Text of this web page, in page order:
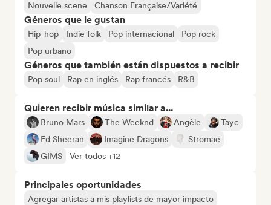
Nouvelle scene
Chanson Française/Variété
Géneros que le gustan
Hip-hop Indie folk Pop internacional
Pop rock
Pop urbano
Géneros que también están dispuestos a recibir
Pop soul Rap en inglés Rap francés R&B
Quieren recibir música similar a...
Bruno Mars The Weeknd Angèle
Tayc
Ed Sheeran
Imagine Dragons
Stromae
GIMS
Ver todos +12
Principales oportunidades
Agregar artistas a mis playlists de mayor impacto